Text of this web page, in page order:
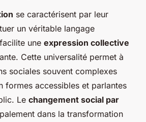
se caractérisent par leur
un véritable langage
une expression collective
Cette universalité permet à
sociales souvent complexes
formes accessibles et parlantes
Le changement social par
dans la transformation